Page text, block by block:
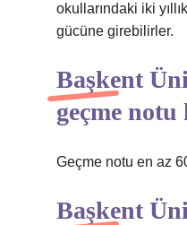
okullarındaki iki
gücüne girebilirler.
Başkent
geçme notu
Geçme notu en az
Başkent